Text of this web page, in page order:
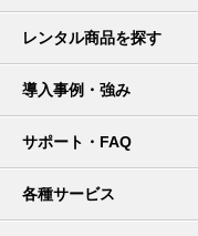
レンタル商品を探す
導入事例・強み
サポート・FAQ
各種サービス